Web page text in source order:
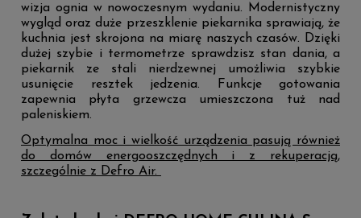
wizja ognia w nowoczesnym wydaniu. Modernistyczny
wygląd oraz duże przeszklenie piekarnika sprawiają, że
kuchnia jest skrojona na miarę naszych czasów. Dzięki
dużej szybie i termometrze sprawdzisz stan dania, a
piekarnik ze stali nierdzewnej umożliwia szybkie
usunięcie resztek jedzenia. Funkcje gotowania
zapewnia płyta grzewcza umieszczona tuż nad
paleniskiem.
Optymalna moc i wielkość urządzenia pasują również
do domów energooszczędnych i z rekuperacją,
szczególnie z Defro Air.